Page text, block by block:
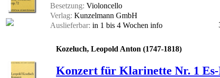
Besetzung: Violoncello
Verlag: Kunzelmann GmbH
Auslieferbar: in 1 bis 4 Wochen info
Kozeluch, Leopold Anton (1747-1818)
Konzert für Klarinette Nr. 1